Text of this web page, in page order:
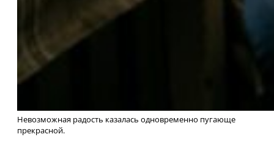
Невозможная радость казалась одновременно пугающе
прекрасной.